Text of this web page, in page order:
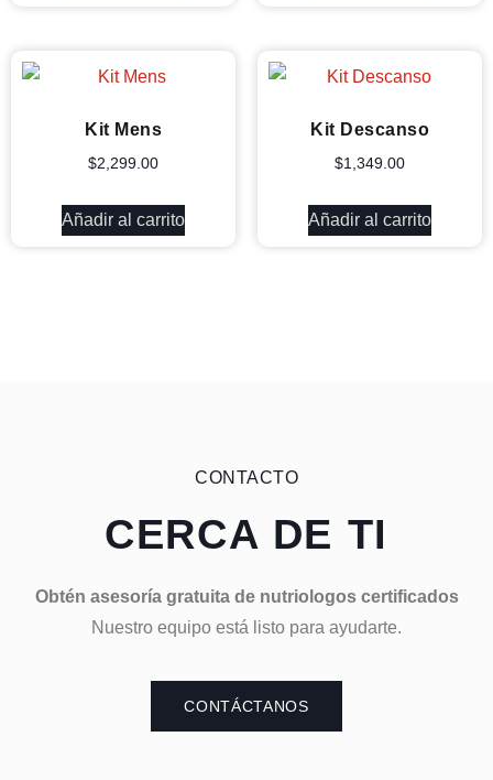
Kit Mens
$2,299.00
Añadir al carrito
Kit Descanso
$1,349.00
Añadir al carrito
CONTACTO
CERCA DE TI
Obtén asesoría gratuita de nutriologos certificados
Nuestro equipo está listo para ayudarte.
CONTÁCTANOS